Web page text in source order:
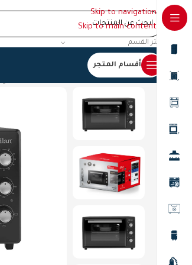
Skip to navigation
Skip to main content
اختر القسم
أقسام المتجر
الرئيسية/افران/افران كهرباء